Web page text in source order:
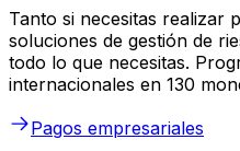
Tanto si necesitas realizar
soluciones de gestión de
todo lo que necesitas.
internacionales en 130
Pagos empresariales